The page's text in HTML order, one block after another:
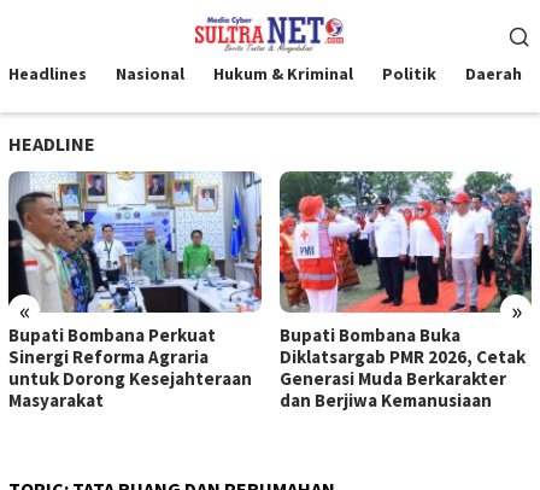
kontenMobile
Headlines Nasional Hukum & Kriminal Politik Daerah
HEADLINE
« »
Bupati Bombana Perkuat
Sinergi Reforma Agraria
untuk Dorong Kesejahteraan
Masyarakat
Bupati Bombana Buka
Diklatsargab PMR 2026, Cetak
Generasi Muda Berkarakter
dan Berjiwa Kemanusiaan